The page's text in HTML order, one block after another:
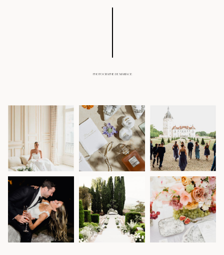
PHOTOGRAPHE DE MARIAGE